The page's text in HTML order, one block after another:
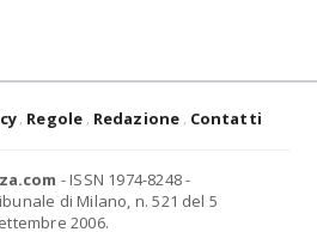
Regole Redazione Contatti
- ISSN 1974-8248 -
di Milano, n. 521 del 5
2006.